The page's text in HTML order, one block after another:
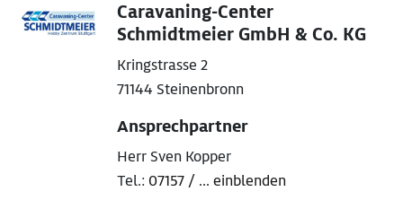
Caravaning-Center
Schmidtmeier GmbH & Co. KG
Kringstrasse 2
71144 Steinenbronn
Ansprechpartner
Herr Sven Kopper
Tel.: 07157 / ... einblenden